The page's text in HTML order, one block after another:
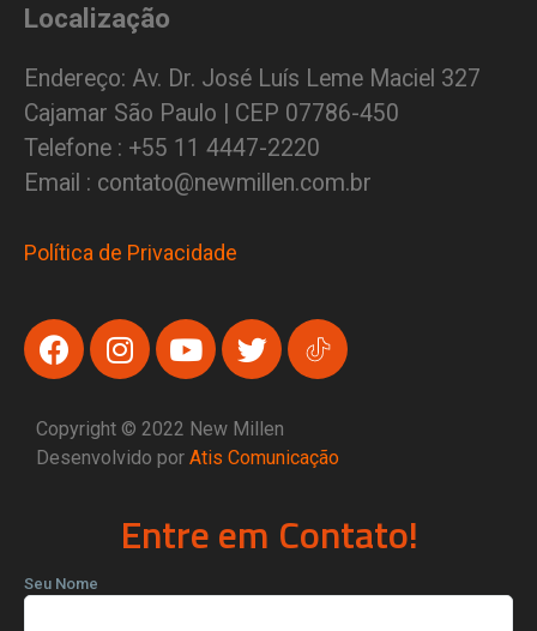
Localização
Endereço: Av. Dr. José Luís Leme Maciel 327
Cajamar São Paulo | CEP 07786-450
Telefone : +55 11 4447-2220
Email : contato@newmillen.com.br
Política de Privacidade
Copyright © 2022 New Millen
Desenvolvido por Atis Comunicação
Entre em Contato!
Seu Nome